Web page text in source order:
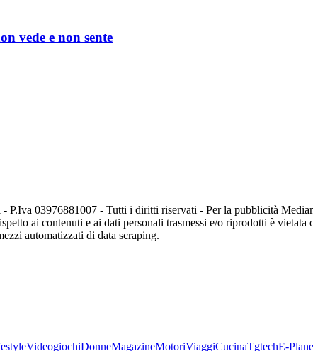
vede e non sente
P.Iva 03976881007 - Tutti i diritti riservati - Per la pubblicità
ai contenuti e ai dati personali trasmessi e/o riprodotti è
automatizzati di data scraping.
VideogiochiDonneMagazineMotoriViaggiCucinaTgtechE-